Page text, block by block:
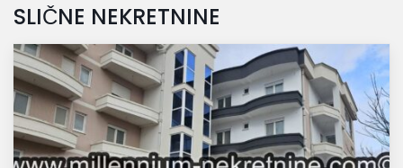
SLIČNE NEKRETNINE